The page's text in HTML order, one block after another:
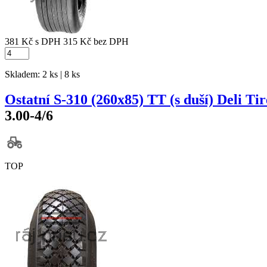
381 Kč s DPH 315 Kč bez DPH
Skladem: 2 ks | 8 ks
Ostatní S-310 (260x85) TT (s duší) Deli
3.00-4/6
TOP